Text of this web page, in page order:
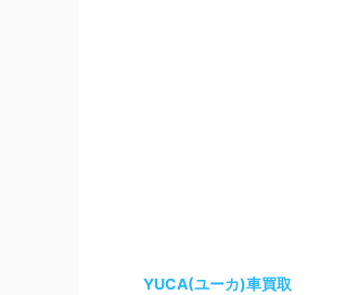
YUCA(ユーカ)車買取